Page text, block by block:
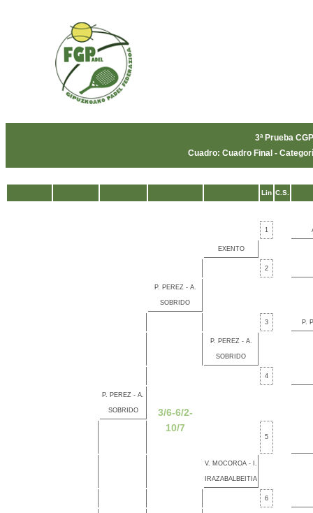
3ª Prueba
Cuadro: Cuadro Final -
Lin C.S.
1
EXENTO
2
P. PEREZ - A.
SOBRIDO
3 P.
P. PEREZ - A.
SOBRIDO
4
P. PEREZ - A.
SOBRIDO
3/6-6/2-
10/7
5
V. MOCOROA - I.
IRAZABALBEITIA
6